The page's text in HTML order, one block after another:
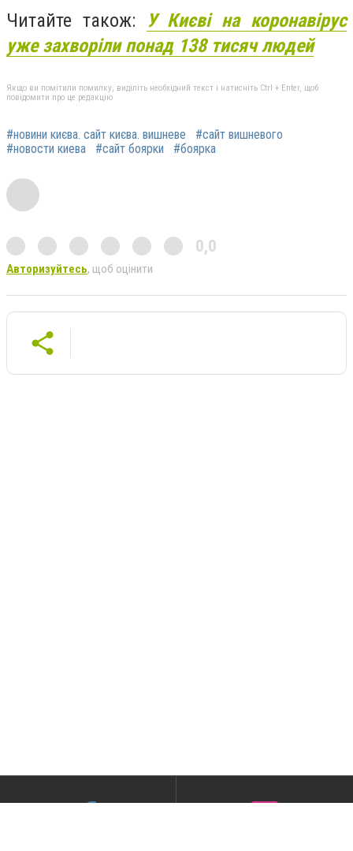
Читайте також:
У Києві на коронавірус
уже захворіли понад 138 тисяч людей
Якщо ви помітили помилку, виділіть необхідний текст і натисніть Ctrl + Enter, щоб
повідомити про це редакцію
#новини києва. сайт києва. вишневе
#сайт вишневого
#новости киева
#сайт боярки #боярка
0,0
Авторизуйтесь, щоб оцінити